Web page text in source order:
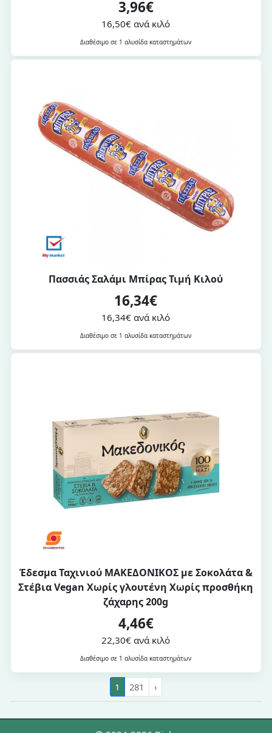
3,96€
16,50€ ανά κιλό
Διαθέσιμο σε 1 αλυσίδα καταστημάτων
Πασσιάς Σαλάμι Μπίρας Τιμή Κιλού
16,34€
16,34€ ανά κιλό
Διαθέσιμο σε 1 αλυσίδα καταστημάτων
Έδεσμα Ταχινιού ΜΑΚΕΔΟΝΙΚΟΣ με Σοκολάτα &
Στέβια Vegan Χωρίς γλουτένη Χωρίς προσθήκη
ζάχαρης 200g
4,46€
22,30€ ανά κιλό
Διαθέσιμο σε 1 αλυσίδα καταστημάτων
1 281 ›